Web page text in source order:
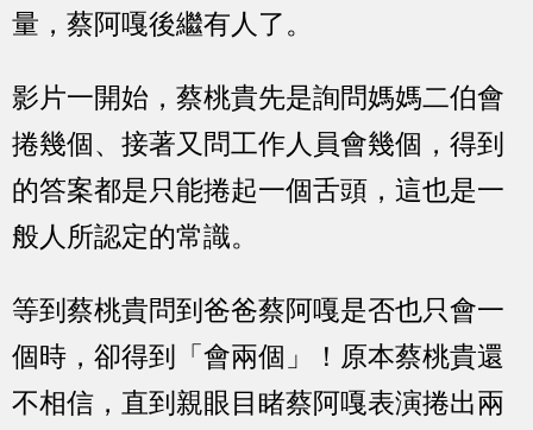
量，蔡阿嘎後繼有人了。
影片一開始，蔡桃貴先是詢問媽媽二伯會
捲幾個、接著又問工作人員會幾個，得到
的答案都是只能捲起一個舌頭，這也是一
般人所認定的常識。
等到蔡桃貴問到爸爸蔡阿嘎是否也只會一
個時，卻得到「會兩個」！原本蔡桃貴還
不相信，直到親眼目睹蔡阿嘎表演捲出兩